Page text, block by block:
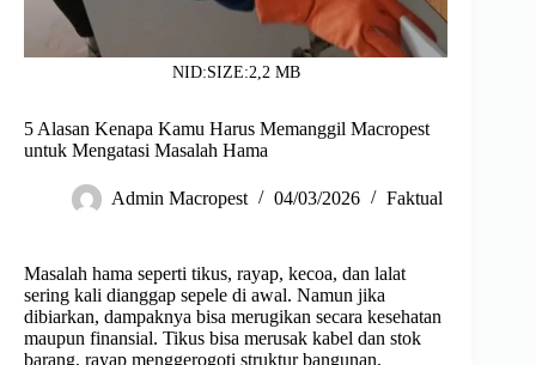
NID:SIZE:2,2 MB
5 Alasan Kenapa Kamu Harus Memanggil Macropest
untuk Mengatasi Masalah Hama
Admin Macropest 04/03/2026 Faktual
Masalah hama seperti tikus, rayap, kecoa, dan lalat
sering kali dianggap sepele di awal. Namun jika
dibiarkan, dampaknya bisa merugikan secara kesehatan
maupun finansial. Tikus bisa merusak kabel dan stok
barang, rayap menggerogoti struktur bangunan,